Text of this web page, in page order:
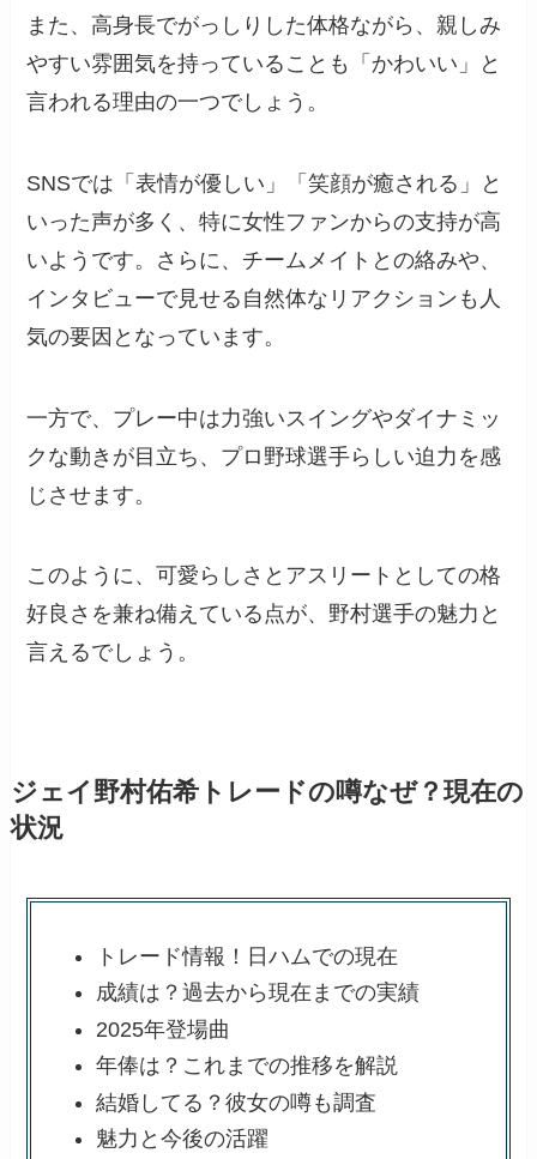
また、高身長でがっしりした体格ながら、親しみ
やすい雰囲気を持っていることも「かわいい」と
言われる理由の一つでしょう。
SNSでは「表情が優しい」「笑顔が癒される」と
いった声が多く、特に女性ファンからの支持が高
いようです。さらに、チームメイトとの絡みや、
インタビューで見せる自然体なリアクションも人
気の要因となっています。
一方で、プレー中は力強いスイングやダイナミッ
クな動きが目立ち、プロ野球選手らしい迫力を感
じさせます。
このように、可愛らしさとアスリートとしての格
好良さを兼ね備えている点が、野村選手の魅力と
言えるでしょう。
ジェイ野村佑希トレードの噂なぜ？現在の
状況
トレード情報！日ハムでの現在
成績は？過去から現在までの実績
2025年登場曲
年俸は？これまでの推移を解説
結婚してる？彼女の噂も調査
魅力と今後の活躍